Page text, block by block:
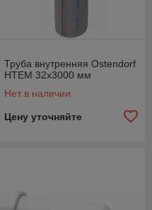
Труба внутренняя Ostendorf
HTEM 32x3000 мм
Нет в наличии
Цену уточняйте